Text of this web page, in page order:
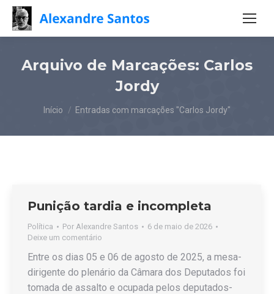
Arquivo de Marcações: Carlos
Jordy
Você está aqui:
Início Entradas com marcações "Carlos Jordy"
Punição tardia e incompleta
Política Por Alexandre Santos
6 de maio de 2026
Deixe um comentário
Entre os dias 05 e 06 de agosto de 2025, a mesa-
dirigente do plenário da Câmara dos Deputados foi
tomada de assalto e ocupada pelos deputados-